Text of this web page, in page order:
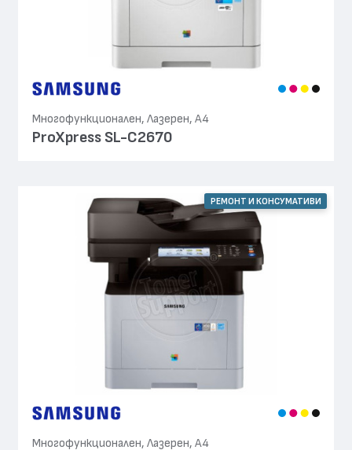
Многофункционален, Лазерен, А4
ProXpress SL-C2670
РЕМОНТ И КОНСУМАТИВИ
Многофункционален, Лазерен, А4